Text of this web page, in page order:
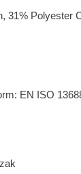
31% Polyester
EN ISO